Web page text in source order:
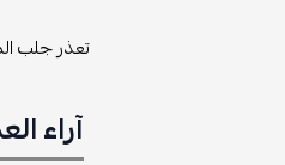
تعذر جلب
آراء